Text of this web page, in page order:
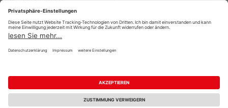
E-Mail:shop@holzland-
WhatsApp
Versandkosten
Impressum AGB Widerruf
Datenschutz
Reservierungsbedingungen
Vertrag widerrufen